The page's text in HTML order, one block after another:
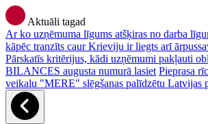
Aktuāli tagad
Ar ko uzņēmuma līgums atšķiras no darba
kāpēc tranzīts caur Krieviju ir liegts arī
Pārskatīs kritērijus, kādi uzņēmumi pakļauti
BILANCES augusta numurā lasiet Pieprasa
veikalu "MERE" slēgšanas palīdzētu Latvijas